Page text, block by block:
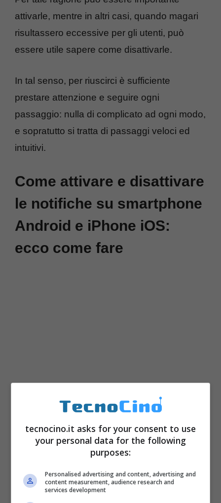
attivarle, mentre in altri casi, quando magari
risultassero eccessive per gli utenti, può
essere utile sapere come disattivarle.
In tal senso, per riuscirci è sufficiente
prestare attenzione e seguire ogni
passaggio: nulla di complicato ad ogni modo,
e sopratutto si tratta di passaggi veloci ed
intuitivi.
Come attivare e disattivare
le notifiche su smartphone
Android e iPhone iOS:
ecco come fare
L’attivazione o la disattivazione delle
notifiche sul proprio smartphone non richiede
dunque grossi sforzi, e anzi si tratta di
un’operazione che risulta essere alla portata
di tutti.
tecnocino.it asks for your consent to use
your personal data for the following
purposes:
Personalised advertising and content, advertising and
content measurement, audience research and
services development